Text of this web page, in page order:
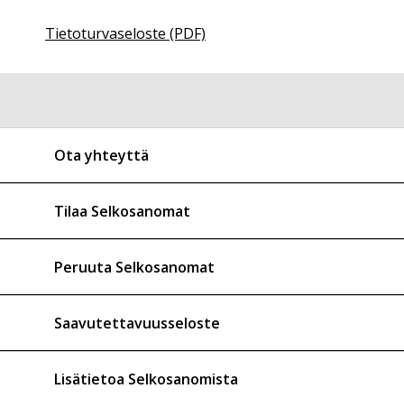
Tietoturvaseloste (PDF)
Ota yhteyttä
Tilaa Selkosanomat
Peruuta Selkosanomat
Saavutettavuusseloste
Lisätietoa Selkosanomista